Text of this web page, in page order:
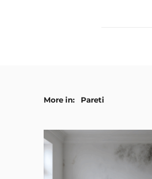
More in: Pareti